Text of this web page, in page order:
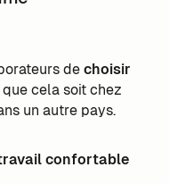
dechoisir
que cela soit chez
un autre pays.
confortable